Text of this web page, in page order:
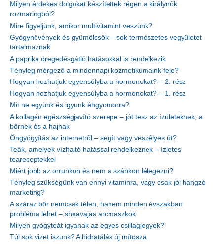
Milyen érdekes dolgokat készítettek régen a királynők
rozmaringból?
Mire figyeljünk, amikor multivitamint veszünk?
Gyógynövények és gyümölcsök – sok természetes vegyületet
tartalmaznak
A paprika öregedésgátló hatásokkal is rendelkezik
Tényleg mérgező a mindennapi kozmetikumaink fele?
Hogyan hozhatjuk egyensúlyba a hormonokat? – 2. rész
Hogyan hozhatjuk egyensúlyba a hormonokat? – 1. rész
Mit ne együnk és igyunk éhgyomorra?
A kollagén egészségjavító szerepe – jót tesz az ízületeknek, a
bőrnek és a hajnak
Öngyógyítás az internetről – segít vagy veszélyes út?
Teák, amelyek vízhajtó hatással rendelkeznek – ízletes
teareceptekkel
Miért jobb az orrunkon és nem a szánkon lélegezni?
Tényleg szükségünk van ennyi vitaminra, vagy csak jól hangzó
marketing?
A száraz bőr nemcsak télen, hanem minden évszakban
probléma lehet – sheavajas arcmaszkok
Milyen gyógyteát igyanak az egyes csillagjegyek?
Túl sok vizet iszunk? A hidratálás új mítosza